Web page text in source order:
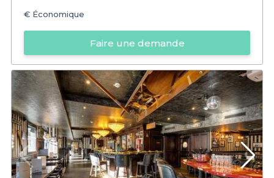
€ Économique
Faire une demande